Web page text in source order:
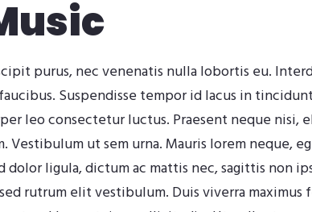
purus, nec venenatis nulla lobortis eu.
Suspendisse tempor id lacus in
leo consectetur luctus. Praesent neque nisi,
Vestibulum ut sem urna. Mauris lorem neque,
dolor ligula, dictum ac mattis nec, sagittis non
rutrum elit vestibulum. Duis viverra maximus